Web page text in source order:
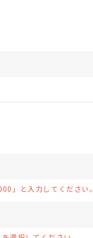
」と入力してください。